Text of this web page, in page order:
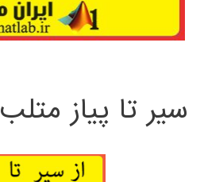
سیر تا پیاز متلب MATLAB